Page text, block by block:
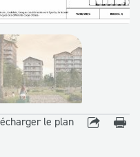
le plan